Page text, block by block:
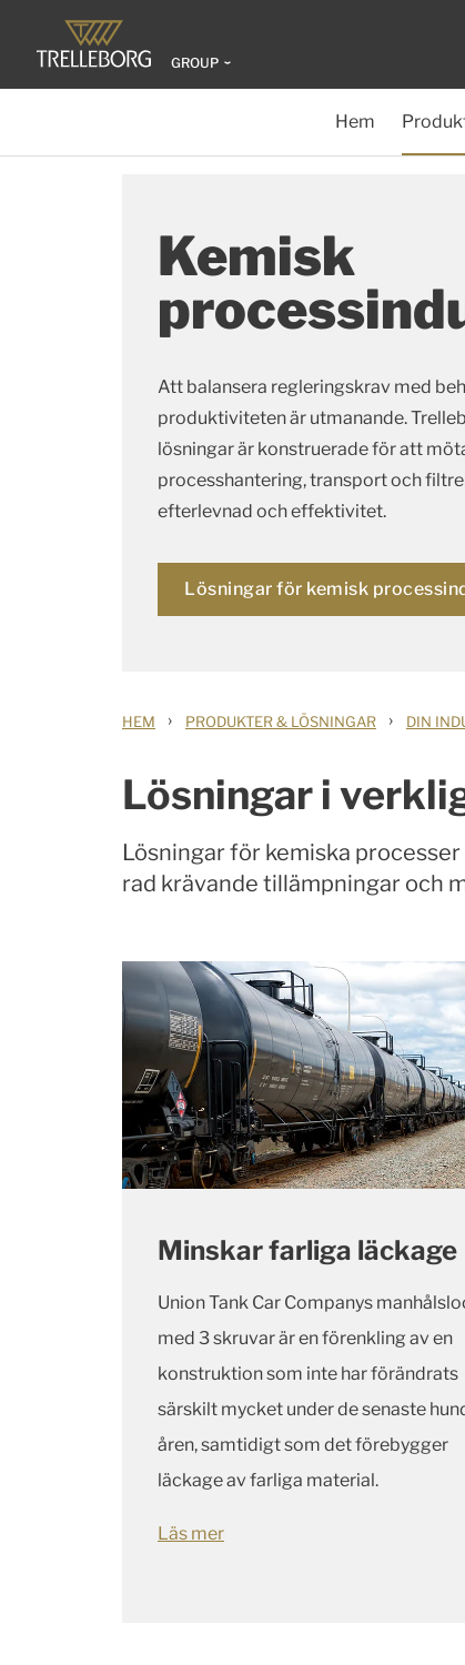
GROUP
Hem
Kemisk
Att balansera regleringskrav med
produktiviteten är utmanande.
lösningar är konstruerade för att
processhantering, transport och
efterlevnad och effektivitet.
Lösningar för kemisk
HEM › PRODUKTER & LÖSNINGAR › DIN
Lösningar i
Lösningar för kemiska
rad krävande tillämpningar och
Minskar farliga läckage
Union Tank Car Companys
med 3 skruvar är en förenkling av en
konstruktion som inte har förändrats
särskilt mycket under de senaste
åren, samtidigt som det förebygger
läckage av farliga material.
Läs mer